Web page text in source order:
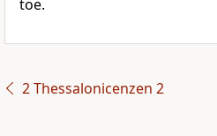
toe.
2 Thessalonicenzen 2